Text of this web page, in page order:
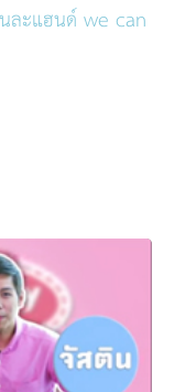
ละแฮนด์ we can